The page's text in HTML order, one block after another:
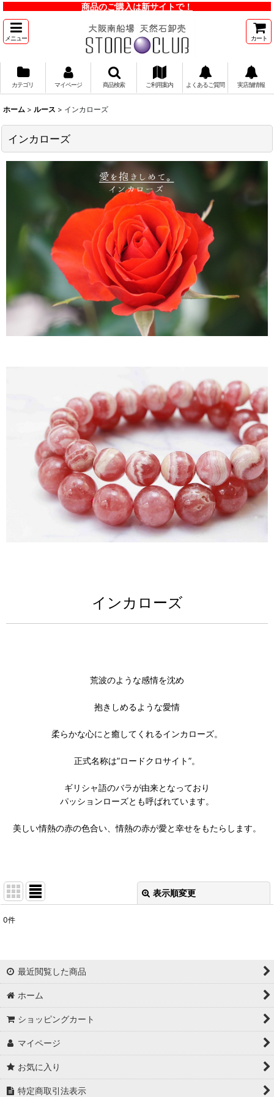
商品のご購入は新サイトで！
メニュー カート
カテゴリ マイページ 商品検索 ご利用案内 よくあるご質問 実店舗情報
ホーム > ルース > インカローズ
インカローズ
インカローズ
荒波のような感情を沈め
抱きしめるような愛情
柔らかな心にと癒してくれるインカローズ。
正式名称は”ロードクロサイト”。
ギリシャ語のバラが由来となっており
パッションローズとも呼ばれています。
美しい情熱の赤の色合い、情熱の赤が愛と幸せをもたらします。
表示順変更
0件
最近閲覧した商品
ホーム
ショッピングカート
マイページ
お気に入り
特定商取引法表示